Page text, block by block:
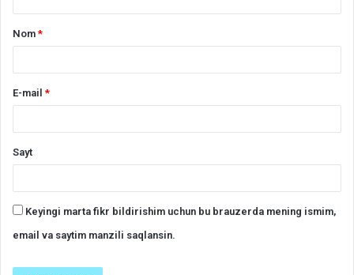
Nom*
E-mail*
Sayt
Keyingi marta fikr bildirishim uchun bu brauzerda mening ismim,
email va saytim manzili saqlansin.